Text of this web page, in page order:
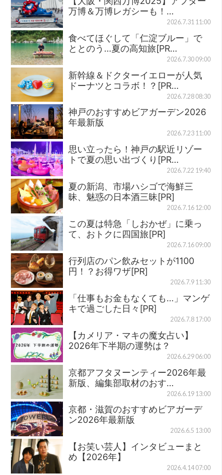
万博＆万博レガシーも！…
2026.7.31 11:00
食べてほぐして「仁淀ブルー」で
ととのう…夏の高知旅[PR…
2026.7.30 09:00
新幹線＆ドクターイエローが人気
ドーナツとコラボ！？[PR…
2026.7.28 08:30
神戸のおすすめビアガーデン2026
年最新版
2026.7.23 11:00
思い立ったら！神戸の駅近リゾー
トで夏の思い出づくり[PR…
2026.7.22 19:40
夏の新潟、市場ハシゴで海鮮三
昧、魅惑の日本酒三昧[PR]
2026.7.16 12:00
この夏は特急「しおかぜ」に乗っ
て、おトクに四国旅[PR]
2026.7.16 09:00
行列店のパン飲みセットが1100
円！？お得ワザ[PR]
2026.7.9 11:30
「仕事もお金もなくても…」マンゲ
キで過ごした日々[PR]
2026.7.8 17:00
【カメリア・マキの魔女占い】
2026年下半期の運勢は？
2026.6.29 06:00
京都アフタヌーンティー2026年最
新版、編集部取材のおす…
2026.6.19 13:00
京都・滋賀のおすすめビアガーデ
ン2026年最新版
2026.6.5 13:00
【お笑い芸人】インタビューまと
め【2026年】
2026.4.14 07:00